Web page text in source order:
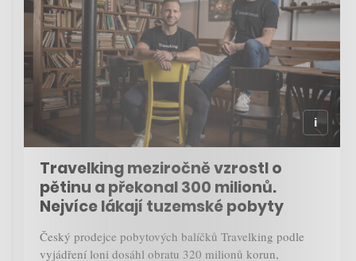
Travelking meziročně vzrostl o
pětinu a překonal 300 milionů.
Nejvíce lákají tuzemské pobyty
Český prodejce pobytových balíčků Travelking podle
vyjádření loni dosáhl obratu 320 milionů korun,